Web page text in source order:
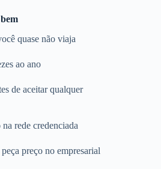
quase não viaja
ao ano
de aceitar qualquer
rede credenciada
preço no empresarial